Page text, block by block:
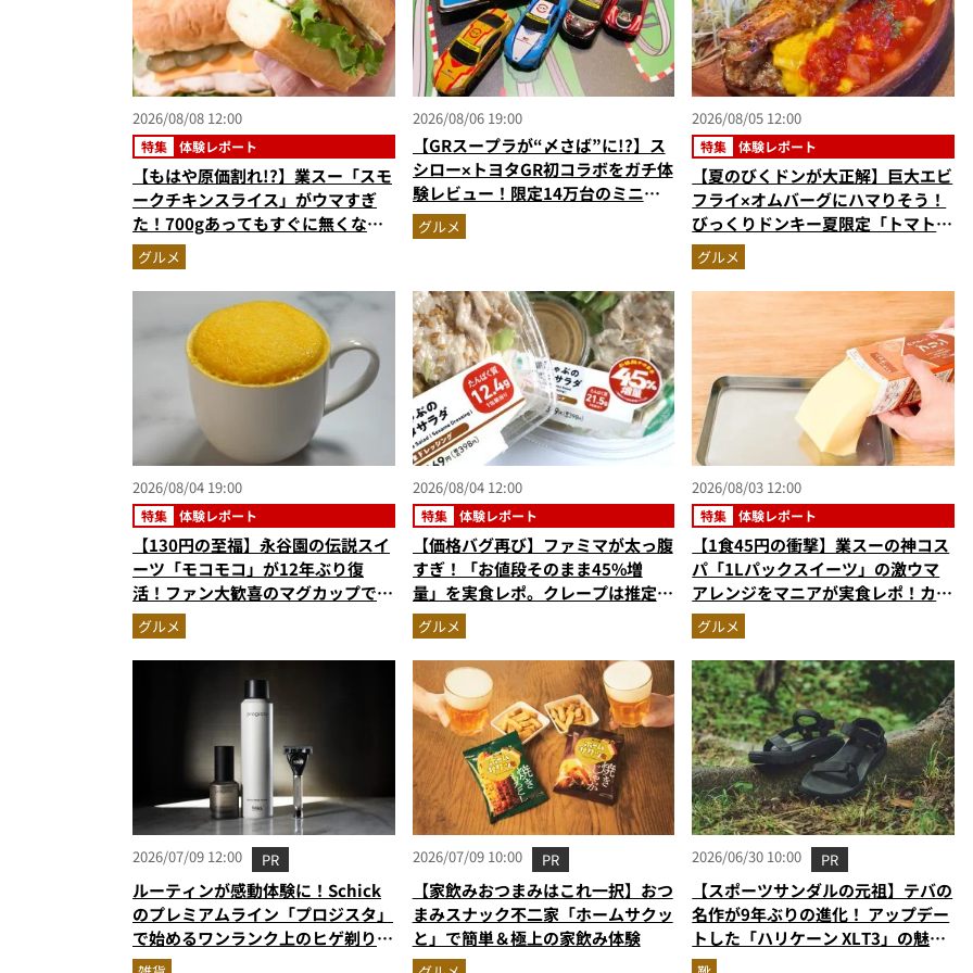
2026/08/08 12:00
特集 体験レポート
【もはや原価割れ!?】業スー「スモ
ークチキンスライス」がウマすぎ
た！700gあってもすぐに無くな
る“絶品アレンジ”5選で物価高もへ
っちゃら
グルメ
2026/08/06 19:00
【GRスープラが“〆さば”に!?】ス
シロー×トヨタGR初コラボをガチ体
験レビュー！限定14万台のミニカ
ー＆体験型演出に大人も子供も大興
奮間違いなし
グルメ
2026/08/05 12:00
特集 体験レポート
【夏のびくドンが大正解】巨大エビ
フライ×オムバーグにハマりそう！
びっくりドンキー夏限定「トマト弾
けるハンバーグ」を実食レビュー
グルメ
2026/08/04 19:00
特集 体験レポート
【130円の至福】永谷園の伝説スイ
ーツ「モコモコ」が12年ぶり復
活！ファン大歓喜のマグカップで作
る絶品ケーキを食べたらやっぱり最
高にウマかった
グルメ
2026/08/04 12:00
特集 体験レポート
【価格バグ再び】ファミマが太っ腹
すぎ！「お値段そのまま45%増
量」を実食レポ。クレープは推定
59%増の衝撃的な大盤振る舞い
グルメ
2026/08/03 12:00
特集 体験レポート
【1食45円の衝撃】業スーの神コス
パ「1Lパックスイーツ」の激ウマ
アレンジをマニアが実食レポ！カス
タードプリン、杏仁豆腐…夏休みの
おやつに最強すぎた
グルメ
2026/07/09 12:00 PR
ルーティンが感動体験に！Schick
のプレミアムライン「プロジスタ」
で始めるワンランク上のヒゲ剃り習
慣
2026/07/09 10:00 PR
【家飲みおつまみはこれ一択】おつ
まみスナック不二家「ホームサクッ
と」で簡単＆極上の家飲み体験
2026/06/30 10:00 PR
【スポーツサンダルの元祖】テバの
名作が9年ぶりの進化！ アップデー
トした「ハリケーン XLT3」の魅力
を識者があらゆる角度から徹底解